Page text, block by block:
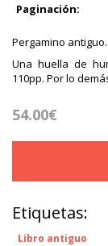
Paginación:
Pergamino antiguo.
Una huella de
110pp. Por lo
54.00€
Etiquetas:
Libro antiguo